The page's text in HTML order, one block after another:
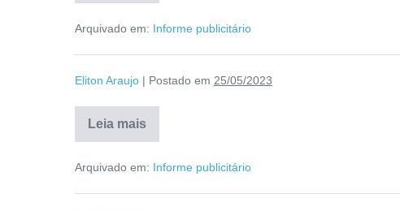
Arquivado em: Informe publicitário
Eliton Araujo | Postado em 25/05/2023
Leia mais
Arquivado em: Informe publicitário